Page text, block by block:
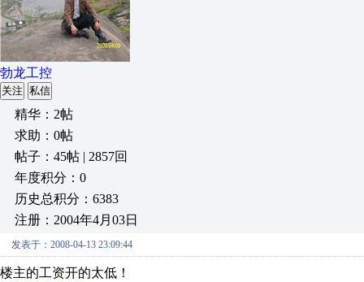
勃龙工控
关注 私信
精华：2帖
求助：0帖
帖子：45帖 | 2857回
年度积分：0
历史总积分：6383
注册：2004年4月03日
发表于：2008-04-13 23:09:44
楼主的工资开的太低！